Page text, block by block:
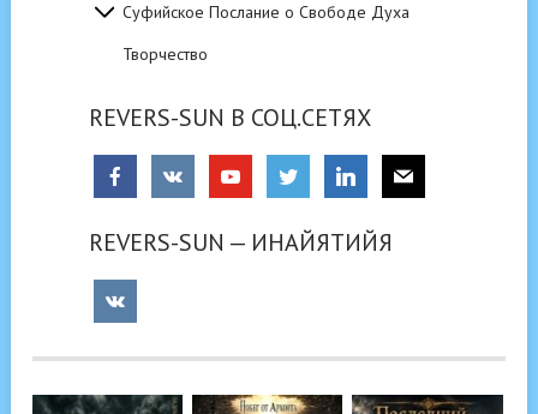
Суфийское Послание о Свободе Духа
Творчество
REVERS-SUN В СОЦ.СЕТЯХ
REVERS-SUN — ИНАЙЯТИЙЯ